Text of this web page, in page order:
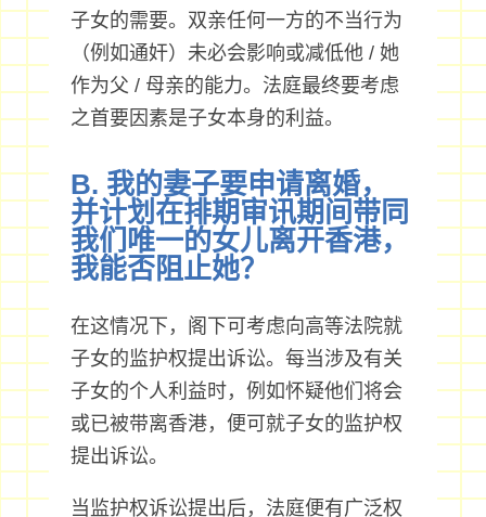
子女的需要。双亲任何一方的不当行为
（例如通奸）未必会影响或减低他 / 她
作为父 / 母亲的能力。法庭最终要考虑
之首要因素是子女本身的利益。
B. 我的妻子要申请离婚，
并计划在排期审讯期间带同
我们唯一的女儿离开香港，
我能否阻止她？
在这情况下，阁下可考虑向高等法院就
子女的监护权提出诉讼。每当涉及有关
子女的个人利益时，例如怀疑他们将会
或已被带离香港，便可就子女的监护权
提出诉讼。
当监护权诉讼提出后，法庭便有广泛权